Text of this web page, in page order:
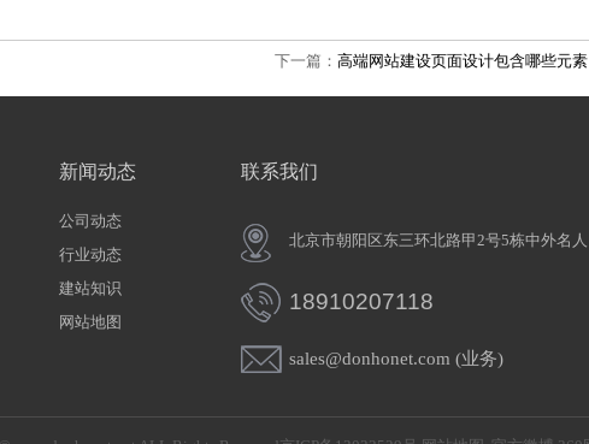
下一篇：高端网站建设页面设计包含哪些元素
新闻动态
公司动态
行业动态
建站知识
网站地图
联系我们
北京市朝阳区东三环北路甲2号5栋中外
18910207118
sales@donhonet.com (业务)